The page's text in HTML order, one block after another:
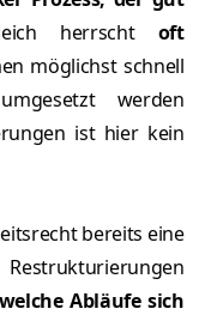
herrscht oft
möglichst schnell
werden
ist hier kein
bereits eine
welche Abläufe sich